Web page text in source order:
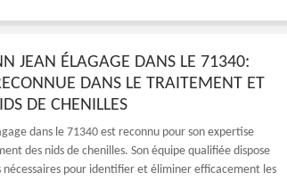
JEAN ÉLAGAGE DANS LE 71340:
DANS LE TRAITEMENT ET
DE CHENILLES
dans le 71340 est reconnu pour son expertise
des nids de chenilles. Son équipe qualifiée dispose
nécessaires pour identifier et éliminer efficacement les